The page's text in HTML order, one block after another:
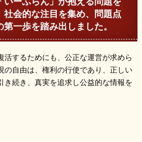
社会的な注目を集め、問題点
一歩を踏み出しました。
活するためにも、公正な運営が求めら
の自由は、権利の行使であり、正しい
き続き、真実を追求し公益的な情報を